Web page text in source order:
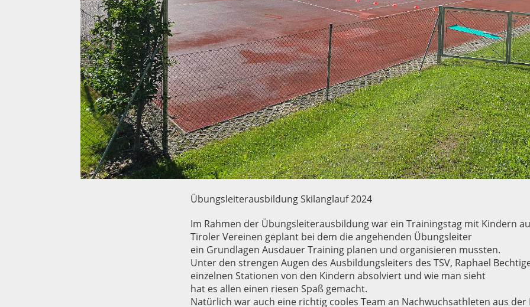
Übungsleiterausbildung Skilanglauf 2024
Im Rahmen der Übungsleiterausbildung war ein Trainingstag mit Kindern
Tiroler Vereinen geplant bei dem die angehenden Übungsleiter
ein Grundlagen Ausdauer Training planen und organisieren mussten.
Unter den strengen Augen des Ausbildungsleiters des TSV, Raphael
einzelnen Stationen von den Kindern absolviert und wie man sieht
hat es allen einen riesen Spaß gemacht.
Natürlich war auch eine richtig cooles Team an Nachwuchsathleten aus